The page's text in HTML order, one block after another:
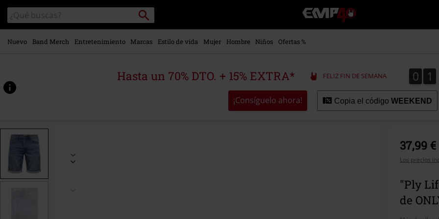
contenido
principal
Buscar
en
el
catálogo
Buscar
EMP
-
Música,
Merch
Ropa
Alternativa
Nuevo Band Merch Entretenimiento Marcas Estilo de vida Mujer Hombre Niños Ofertas %
Hasta un 70% DTO. + 15% EXTRA* FELIZ FIN DE SEMANA 0
0 1
1
¡Consíguelo ahora! Copia el código WEEKEND
www.emp-
p/ply-
473361.html
37,99 €
Los precios
"Ply
de